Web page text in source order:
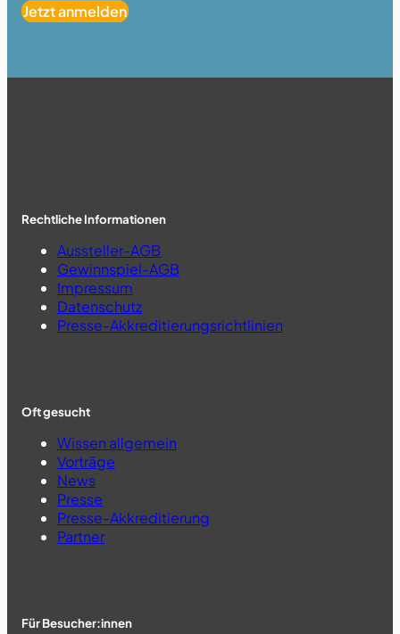
Jetzt anmelden
Rechtliche Informationen
Aussteller-AGB
Gewinnspiel-AGB
Impressum
Datenschutz
Presse-Akkreditierungsrichtlinien
Oft gesucht
Wissen allgemein
Vorträge
News
Presse
Presse-Akkreditierung
Partner
Für Besucher:innen